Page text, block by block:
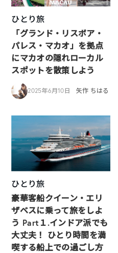
ひとり旅
「グランド・リスボア・
パレス・マカオ」を拠点
にマカオの隠れローカル
スポットを散策しよう
2025年6月10日 矢作 ちはる
ひとり旅
豪華客船クイーン・エリ
ザベスに乗って旅をしよ
う Part１.インドア派でも
大丈夫！ ひとり時間を満
喫する船上での過ごし方